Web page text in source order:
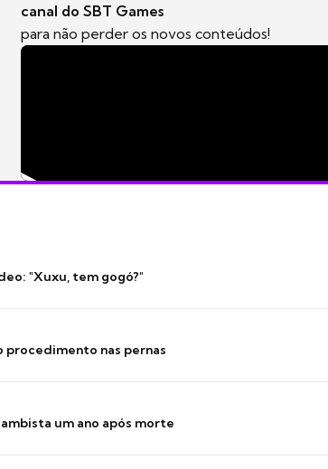
canal do SBT Games
para não perder os novos conteúdos!
"Xuxu, tem gogó?"
procedimento nas pernas
um ano após morte